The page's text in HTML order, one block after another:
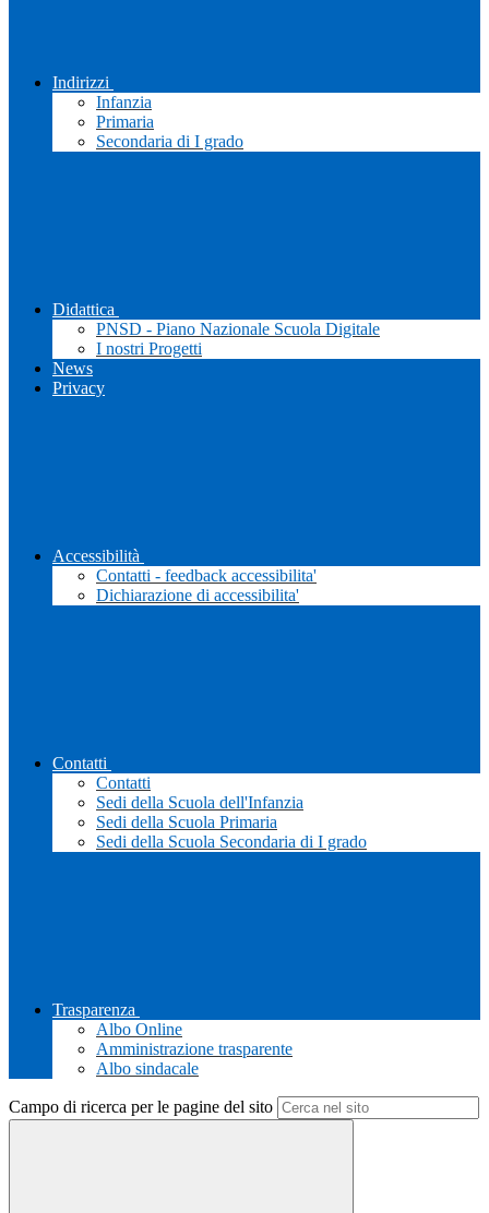
Indirizzi
Infanzia
Primaria
Secondaria di I grado
Didattica
PNSD - Piano Nazionale Scuola Digitale
I nostri Progetti
News
Privacy
Accessibilità
Contatti - feedback accessibilita'
Dichiarazione di accessibilita'
Contatti
Contatti
Sedi della Scuola dell'Infanzia
Sedi della Scuola Primaria
Sedi della Scuola Secondaria di I grado
Trasparenza
Albo Online
Amministrazione trasparente
Albo sindacale
Campo di ricerca per le pagine del sito